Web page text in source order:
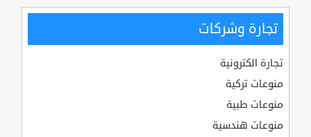
تجارة وشركات
تجارة الكترونية
منوعات تركية
منوعات طبية
منوعات هندسية